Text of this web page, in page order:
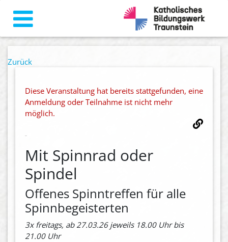
Zurück
Diese Veranstaltung hat bereits stattgefunden, eine
Anmeldung oder Teilnahme ist nicht mehr
möglich.
Mit Spinnrad oder
Spindel
Offenes Spinntreffen für alle
Spinnbegeisterten
3x freitags, ab 27.03.26 jeweils 18.00 Uhr bis
21.00 Uhr